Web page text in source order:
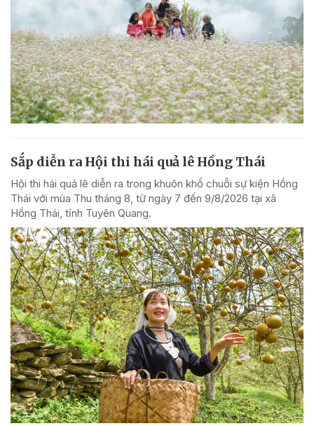
Sắp diễn ra Hội thi hái quả lê Hồng Thái
Hội thi hái quả lê diễn ra trong khuôn khổ chuỗi sự kiện Hồng
Thái với mùa Thu tháng 8, từ ngày 7 đến 9/8/2026 tại xã
Hồng Thái, tỉnh Tuyên Quang.